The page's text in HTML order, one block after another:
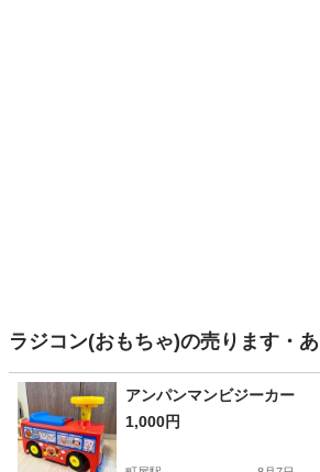
ラジコン(おもちゃ)の売ります・
アンパンマンビジーカー
1,000円